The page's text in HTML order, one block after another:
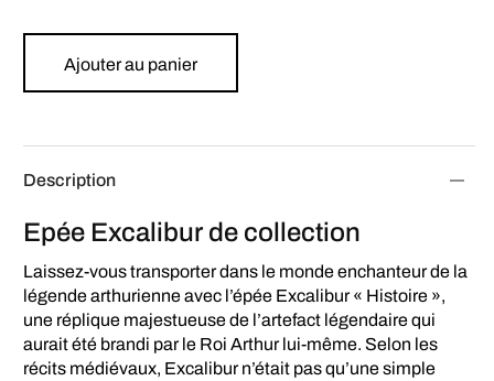
Ajouter au panier
Description
Epée Excalibur de collection
Laissez-vous transporter dans le monde enchanteur de la
légende arthurienne avec l’épée Excalibur « Histoire »,
une réplique majestueuse de l’artefact légendaire qui
aurait été brandi par le Roi Arthur lui-même. Selon les
récits médiévaux, Excalibur n’était pas qu’une simple